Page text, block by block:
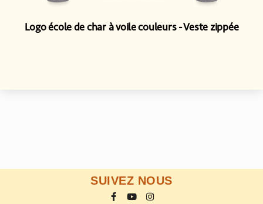
Logo école de char à voile couleurs Veste zippée
SUIVEZ NOUS